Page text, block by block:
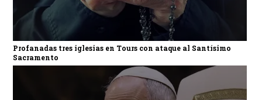
Profanadas tres iglesias en Tours con ataque al Santísimo
Sacramento